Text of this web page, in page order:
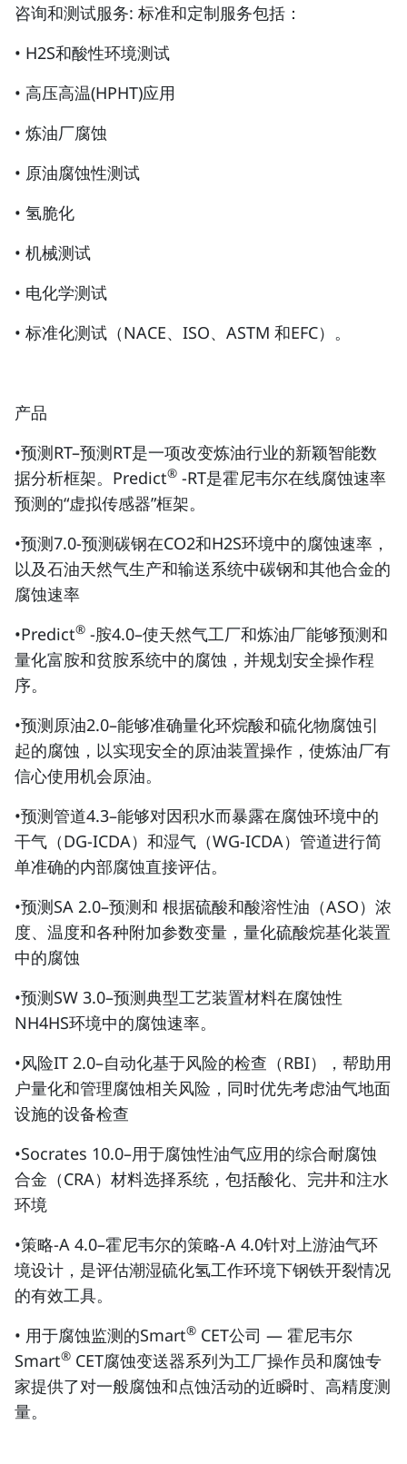
咨询和测试服务: 标准和定制服务包括：
• H2S和酸性环境测试
• 高压高温(HPHT)应用
• 炼油厂腐蚀
• 原油腐蚀性测试
• 氢脆化
• 机械测试
• 电化学测试
• 标准化测试（NACE、ISO、ASTM 和EFC）。
产品
•预测RT–预测RT是一项改变炼油行业的新颖智能数
据分析框架。Predict® -RT是霍尼韦尔在线腐蚀速率
预测的“虚拟传感器”框架。
•预测7.0-预测碳钢在CO2和H2S环境中的腐蚀速率，
以及石油天然气生产和输送系统中碳钢和其他合金的
腐蚀速率
•Predict® -胺4.0–使天然气工厂和炼油厂能够预测和
量化富胺和贫胺系统中的腐蚀，并规划安全操作程
序。
•预测原油2.0–能够准确量化环烷酸和硫化物腐蚀引
起的腐蚀，以实现安全的原油装置操作，使炼油厂有
信心使用机会原油。
•预测管道4.3–能够对因积水而暴露在腐蚀环境中的
干气（DG-ICDA）和湿气（WG-ICDA）管道进行简
单准确的内部腐蚀直接评估。
•预测SA 2.0–预测和 根据硫酸和酸溶性油（ASO）浓
度、温度和各种附加参数变量，量化硫酸烷基化装置
中的腐蚀
•预测SW 3.0–预测典型工艺装置材料在腐蚀性
NH4HS环境中的腐蚀速率。
•风险IT 2.0–自动化基于风险的检查（RBI），帮助用
户量化和管理腐蚀相关风险，同时优先考虑油气地面
设施的设备检查
•Socrates 10.0–用于腐蚀性油气应用的综合耐腐蚀
合金（CRA）材料选择系统，包括酸化、完井和注水
环境
•策略-A 4.0–霍尼韦尔的策略-A 4.0针对上游油气环
境设计，是评估潮湿硫化氢工作环境下钢铁开裂情况
的有效工具。
• 用于腐蚀监测的Smart® CET公司 — 霍尼韦尔
Smart® CET腐蚀变送器系列为工厂操作员和腐蚀专
家提供了对一般腐蚀和点蚀活动的近瞬时、高精度测
量。